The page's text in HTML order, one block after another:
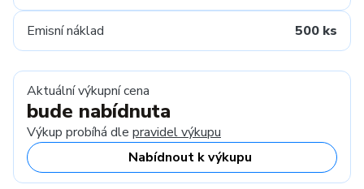
Emisní náklad 500 ks
Aktuální výkupní cena
bude nabídnuta
Výkup probíhá dle pravidel výkupu
Nabídnout k výkupu